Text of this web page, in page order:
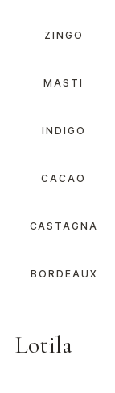
ZINGO
MASTI
INDIGO
CACAO
CASTAGNA
BORDEAUX
Lotila